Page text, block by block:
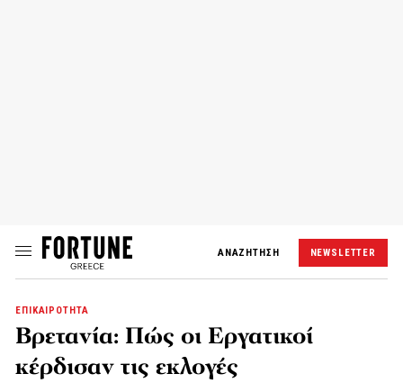
ΑΝΑΖΗΤΗΣΗ NEWSLETTER
ΕΠΙΚΑΙΡΟΤΗΤΑ
Βρετανία: Πώς οι Εργατικοί
κέρδισαν τις εκλογές